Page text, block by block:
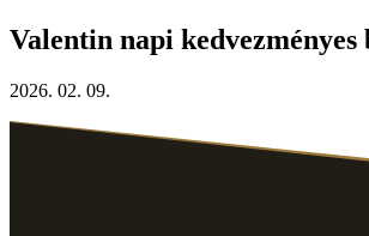
Valentin napi kedvezményes
2026. 02. 09.